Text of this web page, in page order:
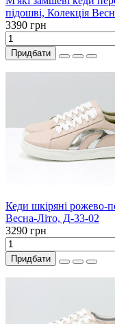
підошві, Колекція
3390 грн
Придбати
Кеди шкіряні рожево-
Весна-Літо, Д-33-02
3290 грн
Придбати